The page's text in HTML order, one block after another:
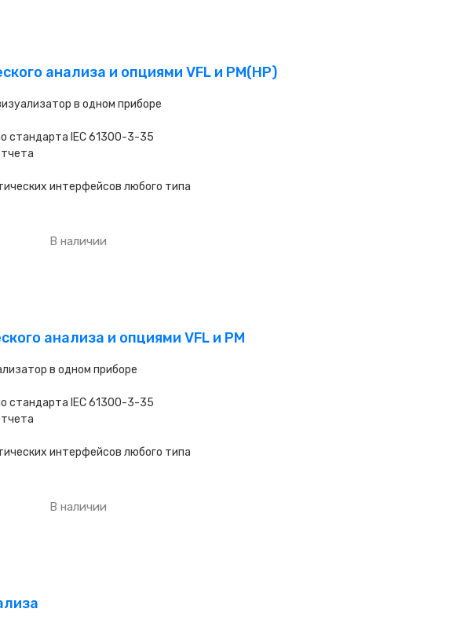
анализа и опциями VFL и PM(HP)
в одном приборе
стандарта IEC 61300-3-35
интерфейсов любого типа
В наличии
анализа и опциями VFL и PM
в одном приборе
стандарта IEC 61300-3-35
интерфейсов любого типа
В наличии